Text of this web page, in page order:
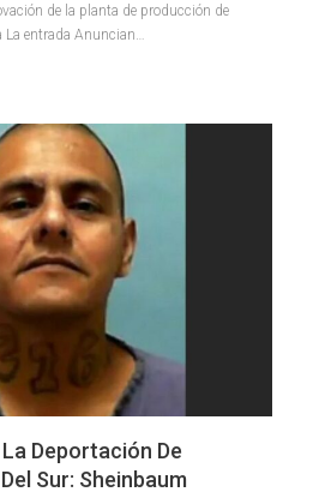
de la planta de producción de
La entrada Anuncian…
La Deportación De
Sur: Sheinbaum